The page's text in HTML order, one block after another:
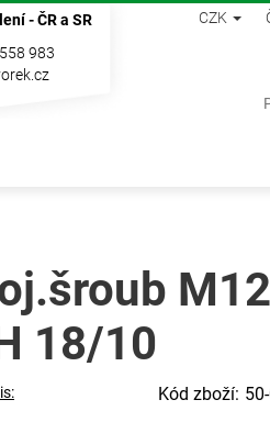
- ČR a SR
983
CZK
18/10